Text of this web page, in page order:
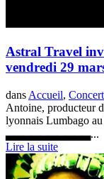
Astral Travel
vendredi 29
dans Accueil,
Antoine, producteur
lyonnais Lumbago
▃▃▃▃▃▃▃▃▃▃...
Lire la suite